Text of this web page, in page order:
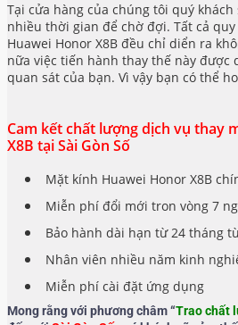
Tại cửa hàng của chúng tôi quý
nhiều thời gian để chờ đợi. Tất cả
Huawei Honor X8B đều chỉ diển ra
nữa việc tiến hành thay thế này
quan sát của bạn. Vì vậy bạn có thể
Cam kết chất lượng dịch vụ thay
X8B tại Sài Gòn Số
Mặt kính Huawei Honor X8B
Miễn phí đổi mới tron vòng 7
Bảo hành dài hạn từ 24 tháng
Nhân viên nhiều năm kinh
Miễn phí cài đặt ứng dụng
Mong rằng với phương châm “Trao chất